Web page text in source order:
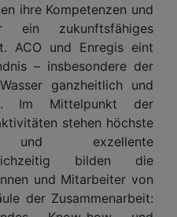
ihre Kompetenzen und
ein zukunftsfähiges
ACO und Enregis eint
– insbesondere der
ganzheitlich und
Im Mittelpunkt der
stehen höchste
und exzellente
bilden die
und Mitarbeiter von
der Zusammenarbeit: